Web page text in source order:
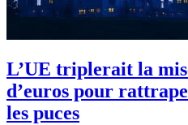
L’UE triplerait la
d’euros pour
les puces